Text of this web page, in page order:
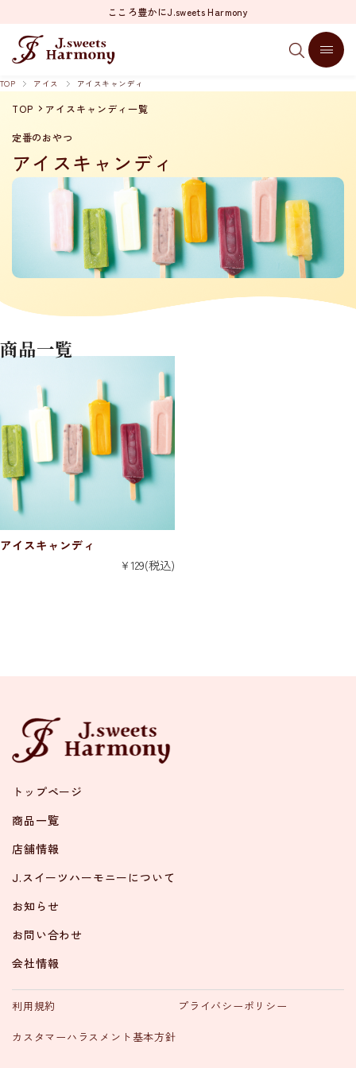
こころ豊かにJ.sweets Harmony
TOP アイス アイスキャンディ
TOP アイスキャンディ一覧
定番のおやつ
アイスキャンディ
商品一覧
アイスキャンディ
¥129(税込)
トップページ
商品一覧
店舗情報
J.スイーツハーモニーについて
お知らせ
お問い合わせ
会社情報
利用規約 プライバシーポリシー
カスタマーハラスメント基本方針